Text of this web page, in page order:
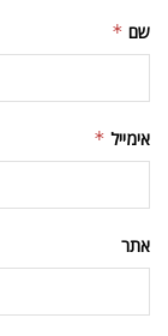
שם *
אימייל *
אתר